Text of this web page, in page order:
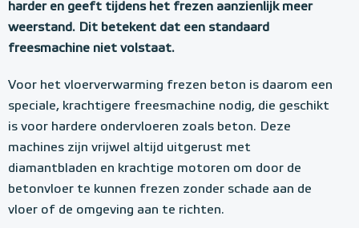
harder en geeft tijdens het frezen aanzienlijk meer
weerstand. Dit betekent dat een standaard
freesmachine niet volstaat.
Voor het vloerverwarming frezen beton is daarom een
speciale, krachtigere freesmachine nodig, die geschikt
is voor hardere ondervloeren zoals beton. Deze
machines zijn vrijwel altijd uitgerust met
diamantbladen en krachtige motoren om door de
betonvloer te kunnen frezen zonder schade aan de
vloer of de omgeving aan te richten.